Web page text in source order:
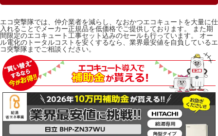
エコ突撃隊では、仲介業者を減らし、なおかつエコキュートを大量に仕
入れることでメーカー正規品を低価格でご提供しております。 また期
間限定のエコキュート工事セット込みのセールも行っています。 オー
ル電化のトータルコストを安くするなら、業界最安値を自負しているエ
コ突撃隊までご相談ください。